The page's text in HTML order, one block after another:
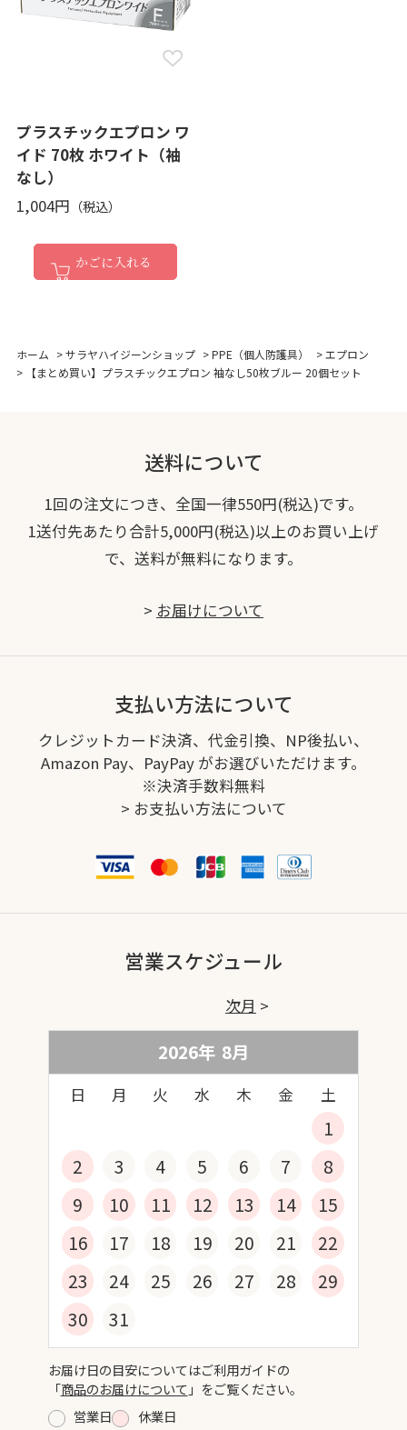
プラスチックエプロン ワ
イド 70枚 ホワイト（袖
なし）
1,004円
かごに入れる
ホーム >サラヤハイジーンショップ >PPE（個人防護具） >エプロン
>
【まとめ買い】プラスチックエプロン 袖なし50枚ブルー 20個セット
送料について
1回の注文につき、全国一律550円(税込)です。
1送付先あたり合計5,000円(税込)以上のお買い上げ
で、送料が無料になります。
> お届けについて
支払い方法について
クレジットカード決済、代金引換、NP後払い、
Amazon Pay、PayPay がお選びいただけます。
※決済手数料無料
> お支払い方法について
営業スケジュール
2026年 8月
日 月 火 水 木 金 土
1
2
3 4 5 6 7
8
9
10 11 12 13 14
15
16
17 18 19 20 21
22
23
24 25 26 27 28
29
30
31
次月
お届け日の目安についてはご利用ガイドの
「商品のお届けについて 」をご覧ください。
営業日
休業日